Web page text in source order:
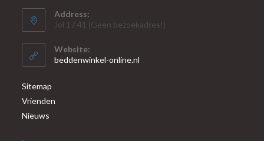
Address:
Jol 17 41 (Geen bezoekadres!)
Website:
beddenwinkel-online.nl
Sitemap
Vrienden
Nieuws